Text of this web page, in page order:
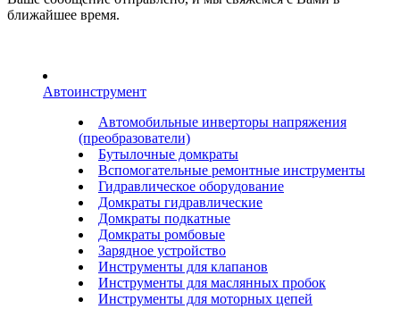
ближайшее время.
Автоинструмент
Автомобильные инверторы напряжения
(преобразователи)
Бутылочные домкраты
Вспомогательные ремонтные инструменты
Гидравлическое оборудование
Домкраты гидравлические
Домкраты подкатные
Домкраты ромбовые
Зарядное устройство
Инструменты для клапанов
Инструменты для маслянных пробок
Инструменты для моторных цепей